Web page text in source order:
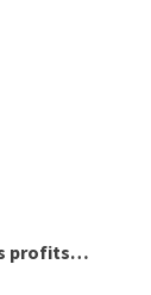
profits…